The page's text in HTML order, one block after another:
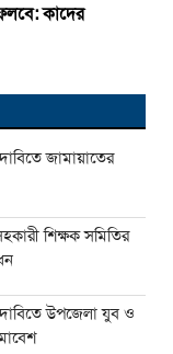
কাদের
জামায়াতের
শিক্ষক সমিতির
উপজেলা যুব ও